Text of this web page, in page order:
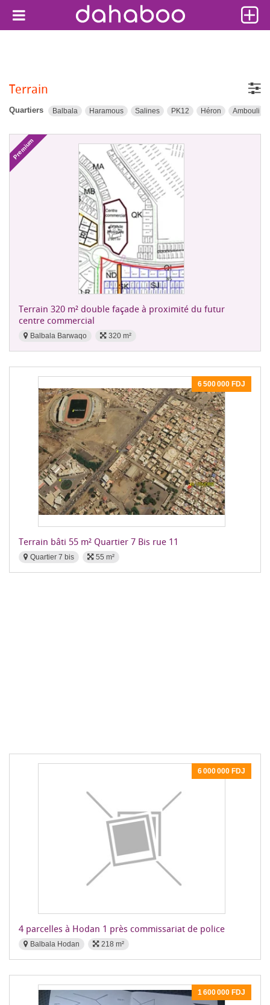
Terrain
Quartiers Balbala Haramous Salines PK12 Héron Ambouli
Premium
Terrain 320 m² double façade à proximité du futur
centre commercial
Balbala Barwaqo 320 m²
6 500 000 FDJ
Terrain bâti 55 m² Quartier 7 Bis rue 11
Quartier 7 bis 55 m²
6 000 000 FDJ
4 parcelles à Hodan 1 près commissariat de police
Balbala Hodan 218 m²
1 600 000 FDJ